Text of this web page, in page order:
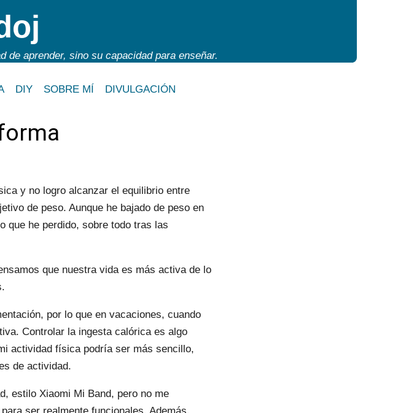
de aprender, sino su capacidad para enseñar.
DIY SOBRE MÍ DIVULGACIÓN
y no logro alcanzar el equilibrio entre
de peso. Aunque he bajado de peso en
que he perdido, sobre todo tras las
que nuestra vida es más activa de lo
por lo que en vacaciones, cuando
Controlar la ingesta calórica es algo
actividad física podría ser más sencillo,
de actividad.
estilo Xiaomi Mi Band, pero no me
ser realmente funcionales. Además,